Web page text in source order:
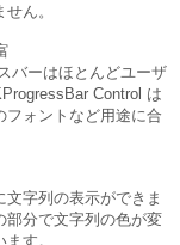
ん。
バーはほとんどユーザ
Control は
フォントなど用途に合
字列の表示ができま
部分で文字列の色が変
す。